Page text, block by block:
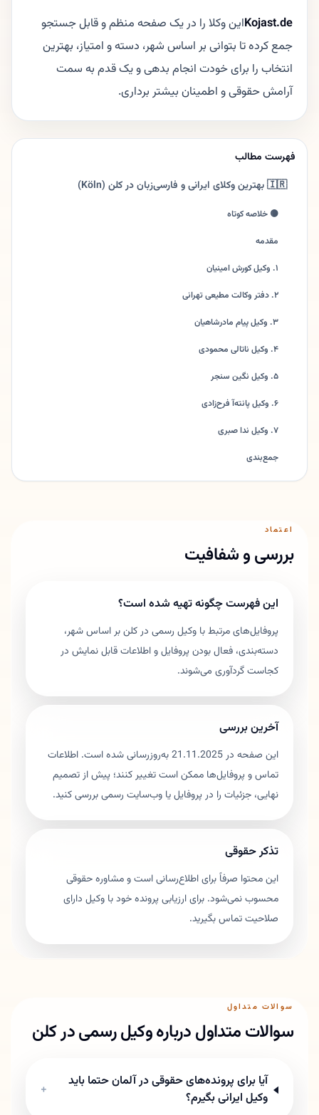
Kojast.deاین وکلا را در یک صفحه منظم و قابل جستجو
جمع کرده تا بتوانی بر اساس شهر، دسته و امتیاز، بهترین
انتخاب را برای خودت انجام بدهی و یک قدم به سمت
آرامش حقوقی و اطمینان بیشتر برداری.
فهرست مطالب
🇮🇷 بهترین وکلای ایرانی و فارسی‌زبان در کلن (Köln)
🟡 خلاصه کوتاه
مقدمه
۱. وکیل کورش امینیان
۲. دفتر وکالت مطیعی تهرانی
۳. وکیل پیام مادرشاهیان
۴. وکیل ناتالی محمودی
۵. وکیل نگین سنجر
۶. وکیل پانته‌آ فرح‌زادی
۷. وکیل ندا صبری
جمع‌بندی
اعتماد
بررسی و شفافیت
این فهرست چگونه تهیه شده است؟
پروفایل‌های مرتبط با وکیل رسمی در کلن بر اساس شهر،
دسته‌بندی، فعال بودن پروفایل و اطلاعات قابل نمایش در
کجاست گردآوری می‌شوند.
آخرین بررسی
این صفحه در 21.11.2025 به‌روزرسانی شده است. اطلاعات
تماس و پروفایل‌ها ممکن است تغییر کنند؛ پیش از تصمیم
نهایی، جزئیات را در پروفایل یا وب‌سایت رسمی بررسی کنید.
تذکر حقوقی
این محتوا صرفاً برای اطلاع‌رسانی است و مشاوره حقوقی
محسوب نمی‌شود. برای ارزیابی پرونده خود با وکیل دارای
صلاحیت تماس بگیرید.
سوالات متداول
سوالات متداول درباره وکیل رسمی در کلن
آیا برای پرونده‌های حقوقی در آلمان حتما باید
وکیل ایرانی بگیرم؟
+